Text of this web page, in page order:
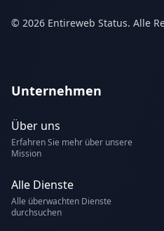
© 2026 Entireweb Status. Alle
Unternehmen
Über uns
Erfahren Sie mehr über unsere
Mission
Alle Dienste
Alle überwachten Dienste
durchsuchen